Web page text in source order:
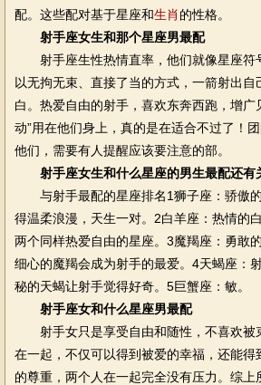
配。这些配对基于星座和生肖的性格。
射手座女生和那个星座男最配
射手座生性热情直率，他们就像星座符
以无拘无束、直接了当的方式，一箭射出自
白。热爱自由的射手，喜欢东奔西跑，增广
动”用在他们身上，真的是在适合不过了！
他们，需要有人提醒应该要注意的部。
射手座女生和什么星座的男生最配还有
与射手最配的星座排名1狮子座：骄傲
得温柔浪漫，天生一对。2白羊座：热情的
两个同样热爱自由的星座。3魔羯座：勇敢
细心的魔羯会成为射手的最爱。4天蝎座：
秘的天蝎让射手觉得好奇。5巨蟹座：敏。
射手座女和什么星座男最配
射手女只是享受自由和随性，不喜欢被
在一起，不仅可以得到被爱的幸福，还能得
的尊重，两个人在一起完全没有压力。综上